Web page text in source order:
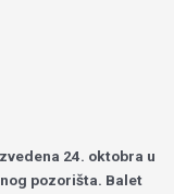
24. oktobra u
pozorišta. Balet